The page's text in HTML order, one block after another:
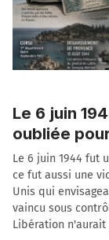
Le 6 juin
oubliée
Le 6 juin 1944 fut
ce fut aussi une
Unis qui
vaincu sous
Libération n'aurait